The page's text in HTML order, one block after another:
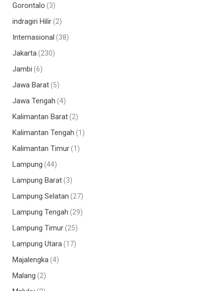
Gorontalo (3)
indragiri Hilir(2)
Internasional (38)
Jakarta(230)
Jambi (6)
Jawa Barat(5)
Jawa Tengah (4)
Kalimantan Barat(2)
Kalimantan Tengah (1)
Kalimantan Timur(1)
Lampung (44)
Lampung Barat(3)
Lampung Selatan (27)
Lampung Tengah (29)
Lampung Timur(25)
Lampung Utara(17)
Majalengka(4)
Malang (2)